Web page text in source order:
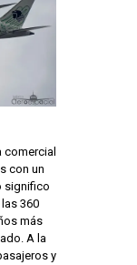
comercial
con un
significo
360
más
A la
y